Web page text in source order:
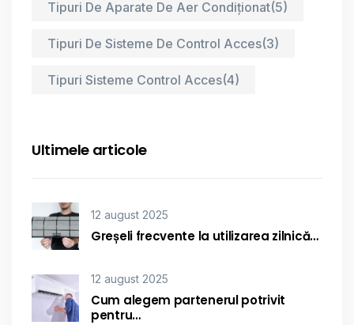
Tipuri De Aparate De Aer Condiționat(5)
Tipuri De Sisteme De Control Acces(3)
Tipuri Sisteme Control Acces(4)
Ultimele articole
12 august 2025
Greșeli frecvente la utilizarea zilnică…
12 august 2025
Cum alegem partenerul potrivit
pentru…